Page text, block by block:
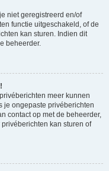
niet geregistreerd en/of
functie uitgeschakeld, of de
kan sturen. Indien dit
beheerder.
meer kunnen
je ongepaste privéberichten
contact op met de beheerder,
kan sturen of